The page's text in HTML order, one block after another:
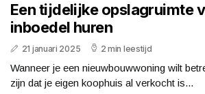
Een tijdelijke opslagruimte
inboedel huren
21 januari 2025 2 min leestijd
Wanneer je een nieuwbouwwoning wilt
zijn dat je eigen koophuis al verkocht is...